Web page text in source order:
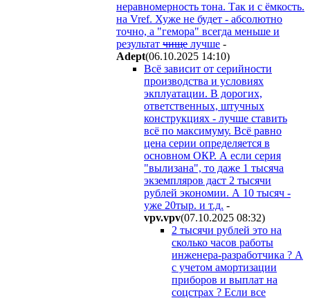
неравномерность тона. Так и с ёмкость.
на Vref. Хуже не будет - абсолютно
точно, а "гемора" всегда меньше и
результат чище лучше -
Adept(06.10.2025 14:10)
Всё зависит от серийности
производства и условиях
экплуатации. В дорогих,
ответственных, штучных
конструкциях - лучше ставить
всё по максимуму. Всё равно
цена серии определяется в
основном ОКР. А если серия
"вылизана", то даже 1 тысяча
экземпляров даст 2 тысячи
рублей экономии. А 10 тысяч -
уже 20тыр. и т.д. -
vpv.vpv(07.10.2025 08:32)
2 тысячи рублей это на
сколько часов работы
инженера-разработчика ? А
с учетом амортизации
приборов и выплат на
соцстрах ? Если все